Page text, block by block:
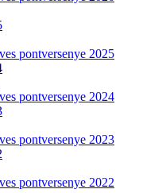
pontversenye 2025
pontversenye 2024
pontversenye 2023
pontversenye 2022